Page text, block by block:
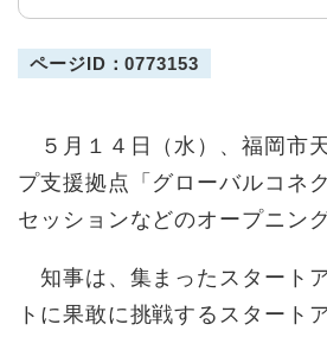
ページID：0773153
５月１４日（水）、福岡市
プ支援拠点「グローバルコネ
セッションなどのオープニン
知事は、集まったスタート
トに果敢に挑戦するスタート